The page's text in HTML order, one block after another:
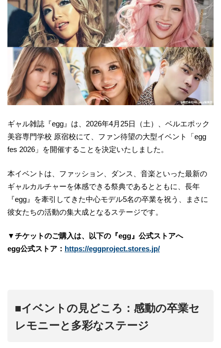
ギャル雑誌『egg』は、2026年4月25日（土）、ベルエポック
美容専門学校 原宿校にて、ファン待望の大型イベント「egg
fes 2026」を開催することを決定いたしました。
本イベントは、ファッション、ダンス、音楽といった最新の
ギャルカルチャーを体感できる祭典であるとともに、長年
『egg』を牽引してきた中心モデル5名の卒業を祝う、まさに
彼女たちの活動の集大成となるステージです。
▼チケットのご購入は、以下の『egg』公式ストアへ
egg公式ストア： https://eggproject.stores.jp/
■イベントの見どころ：感動の卒業セ
レモニーと多彩なステージ